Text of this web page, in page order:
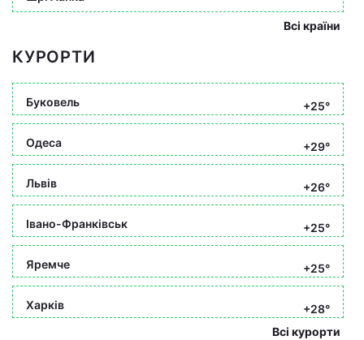
Всі країни
КУРОРТИ
Буковель +25°
Одеса +29°
Львів +26°
Івано-Франківськ +25°
Яремче +25°
Харків
+28°
Всі курорти